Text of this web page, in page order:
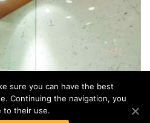
sure you can have the best
Continuing the navigation, you
to their use.